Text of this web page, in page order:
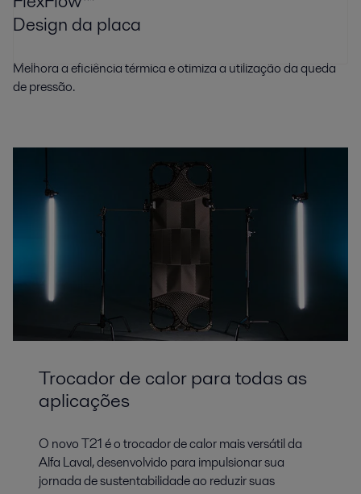
Design da placa
Melhora a eficiência térmica e otimiza a utilização da queda
de pressão.
Trocador de calor para todas as
aplicações
O novo T21 é o trocador de calor mais versátil da
Alfa Laval, desenvolvido para impulsionar sua
jornada de sustentabilidade ao reduzir suas